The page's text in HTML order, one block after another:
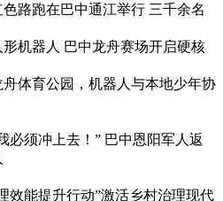
色路跑在巴中通江举行 三千余名
机器人 巴中龙舟赛场开启硬核
舟体育公园，机器人与本地少年协
必须冲上去！” 巴中恩阳军人返
能提升行动”激活乡村治理现代